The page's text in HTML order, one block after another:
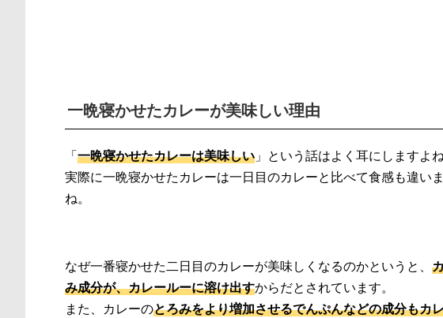
一晩寝かせたカレーが美味しい理由
「一晩寝かせたカレーは美味しい 」という話はよく耳にしますよね
実際に一晩寝かせたカレーは一日目のカレーと比べて食感も違い
ね。
なぜ一番寝かせた二日目のカレーが美味しくなるのかというと、
み成分が、カレールーに溶け出すからだとされています。
また、カレーのとろみをより増加させるでんぷんなどの成分もカ